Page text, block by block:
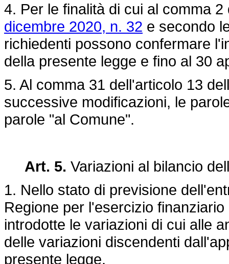
4. Per le finalità di cui al comma
dicembre 2020, n. 32 e secondo
richiedenti possono confermare
della presente legge e fino al 30
5. Al comma 31 dell'articolo 13
successive modificazioni, le
parole "al Comune".
Art. 5. Variazioni al bilancio
1. Nello stato di previsione
Regione per l'esercizio
introdotte le variazioni di cui alle
delle variazioni discendenti
presente legge.